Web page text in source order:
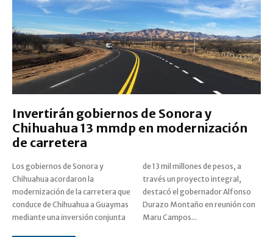
Invertirán gobiernos de Sonora y
Chihuahua 13 mmdp en modernización
de carretera
Los gobiernos de Sonora y
Chihuahua acordaron la
modernización de la carretera que
conduce de Chihuahua a Guaymas
mediante una inversión conjunta
de 13 mil millones de pesos, a
través un proyecto integral,
destacó el gobernador Alfonso
Durazo Montaño en reunión con
Maru Campos...